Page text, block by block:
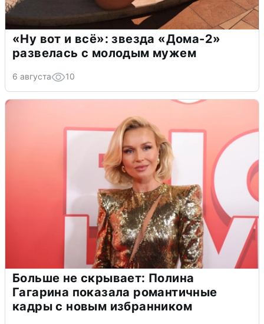
«Ну вот и всё»: звезда «Дома-2»
развелась с молодым мужем
6 августа 10
Больше не скрывает: Полина
Гагарина показала романтичные
кадры с новым избранником